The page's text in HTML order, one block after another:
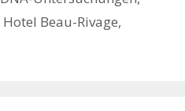
Hotel Beau-Rivage,